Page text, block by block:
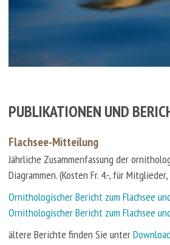
PUBLIKATIONEN UND
Flachsee-Mitteilung
Jährliche Zusammenfassung der
Diagrammen. (Kosten Fr. 4.-, für
Ornithologischer Bericht zum Flachsee
Ornithologischer Bericht zum Flachsee
ältere Berichte finden Sie unter